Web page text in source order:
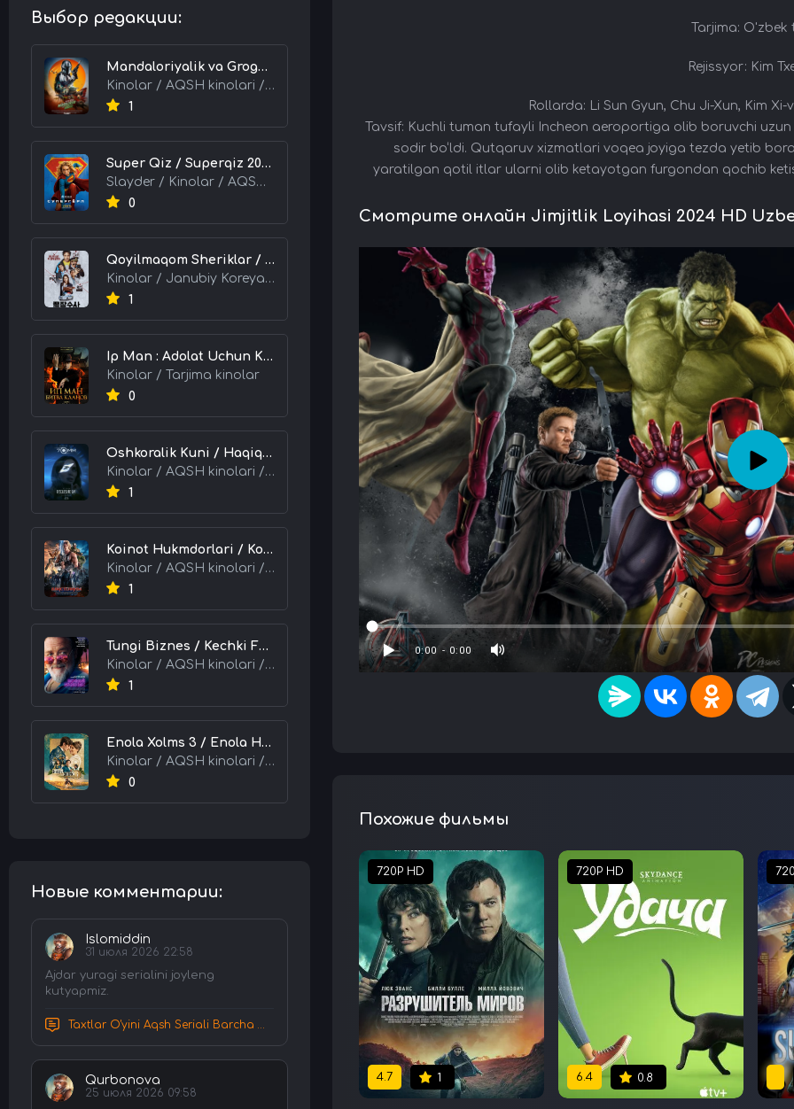
Выбор редакции:
Mandaloriyalik va Grogu 2026 HD Uzbek tilida Tarjima kino skachat tas-ix
Kinolar / AQSH kinolari / Tarjima kinolar
1
Super Qiz / Superqiz 2026 HD Uzbek tilida Tarjima kino skachat tas-ix
Slayder / Kinolar / AQSH kinolari / Tarjima kinolar
0
Qoyilmaqom Sheriklar / Ideal Hamkorlar / Eng Kuchli Duet 2026 HD Uzbek tilida Tarjima kino skachat tas-ix
Kinolar / Janubiy Koreya kinolari / Tarjima kinolar
1
Ip Man : Adolat Uchun Kurash / Ip Man: Klanlar Jangi / Buyuk Ustoz Ip Man 2 2026 HD Uzbek tilida Tarjima kino skachat tas-ix
Kinolar / Tarjima kinolar
0
Oshkoralik Kuni / Haqiqat Oshkor Bo'lgan Kun / Sirlar Ochiladigan Kun 2026 HD Uzbek tilida Tarjima kino skachat tas-ix
Kinolar / AQSH kinolari / Tarjima kinolar
1
Koinot Hukmdorlari / Koinot Himoyachilari / Koinot Egalari 2026 HD Uzbek tilida tas-ix tarjima kino skachat
Kinolar / AQSH kinolari / Tarjima kinolar
1
Tungi Biznes / Kechki Faoliyat / Tijorat 2026 HD Uzbek tilida Tarjima kino skachat tas-ix
Kinolar / AQSH kinolari / Tarjima kinolar
1
Enola Xolms 3 / Enola Holms 3 2026 HD Uzbek tilida Tarjima kino tas-ix skachat
Kinolar / AQSH kinolari / Tarjima kinolar
0
Новые комментарии:
Islomiddin
31 июля 2026 22:58
Ajdar yuragi serialini joyleng
kutyapmiz.
Taxtlar O'yini Aqsh Seriali Barcha Qismlar Uzbek tilida Tarjima Serial HD Skachat
Qurbonova
25 июля 2026 09:58
Tarjima: O'zbek
Rejissyor: Kim
Rollarda: Li Sun Gyun, Chu Ji-Xun, Kim
Tavsif: Kuchli tuman tufayli Incheon aeroportiga olib boruvchi
sodir bo‘ldi. Qutqaruv xizmatlari voqea joyiga tezda yetib
yaratilgan qotil itlar ularni olib ketayotgan furgondan qochib
Смотрите онлайн Jimjitlik Loyihasi 2024 HD
Похожие фильмы
720P HD
4.7 1
720P HD
6.4 0.8